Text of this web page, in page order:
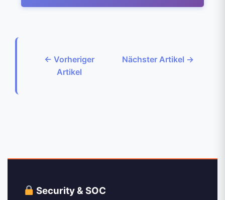
← Vorheriger
Artikel
Nächster Artikel →
Security & SOC